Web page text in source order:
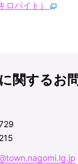
ロバイト）
関するお